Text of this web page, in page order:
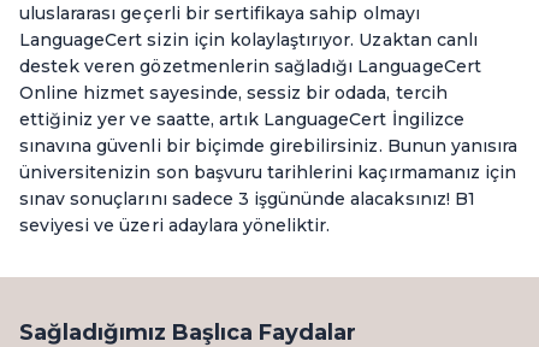
uluslararası geçerli bir sertifikaya sahip olmayı
LanguageCert sizin için kolaylaştırıyor. Uzaktan canlı
destek veren gözetmenlerin sağladığı LanguageCert
Online hizmet sayesinde, sessiz bir odada, tercih
ettiğiniz yer ve saatte, artık LanguageCert İngilizce
sınavına güvenli bir biçimde girebilirsiniz. Bunun yanısıra
üniversitenizin son başvuru tarihlerini kaçırmamanız için
sınav sonuçlarını sadece 3 işgününde alacaksınız! B1
seviyesi ve üzeri adaylara yöneliktir.
Sağladığımız Başlıca Faydalar